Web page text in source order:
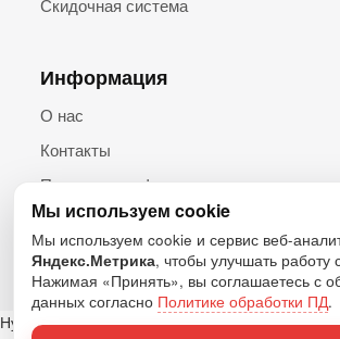
Скидочная система
Информация
О нас
Контакты
Политика конфиденциальности
© 2026 Топ Андроид. Все права
Мы используем cookie
Мы используем cookie и сервис веб-
Яндекс.Метрика, чтобы улучшать работу
Нажимая «Принять», вы соглашаетесь с
данных согласно Политике обработки ПД.
Нужна помощь?